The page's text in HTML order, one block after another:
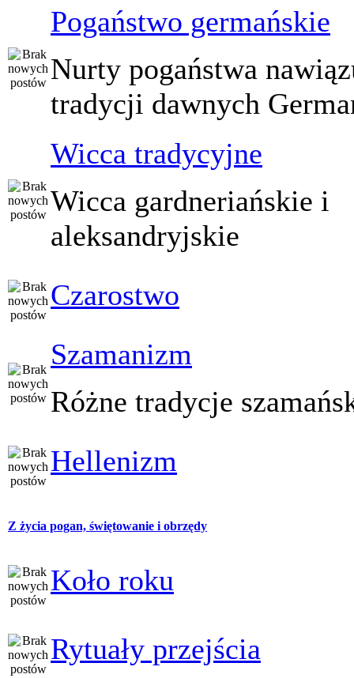
Pogaństwo germańskie
Nurty pogaństwa
tradycji dawnych
Wicca tradycyjne
Wicca gardneriańskie i
aleksandryjskie
Czarostwo
Szamanizm
Różne tradycje
Hellenizm
Z życia pogan, świętowanie i obrzędy
Koło roku
Rytuały przejścia